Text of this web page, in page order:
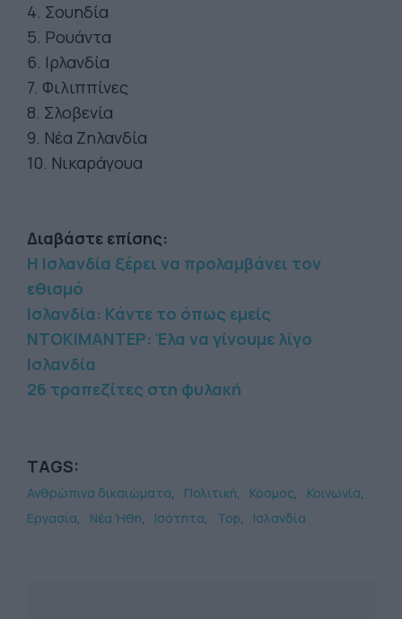
4. Σουηδία
5. Ρουάντα
6. Ιρλανδία
7. Φιλιππίνες
8. Σλοβενία
9. Νέα Ζηλανδία
10. Νικαράγουα
Διαβάστε επίσης:
Η Ισλανδία ξέρει να προλαμβάνει τον
εθισμό
Ισλανδία: Κάντε το όπως εμείς
ΝΤΟΚΙΜΑΝΤΕΡ: Έλα να γίνουμε λίγο
Ισλανδία
26 τραπεζίτες στη φυλακή
TAGS:
Ανθρώπινα δικαιώματα Πολιτική Κόσμος
Κοινωνία
Εργασία
Νέα Ήθη Ισότητα Top Ισλανδία